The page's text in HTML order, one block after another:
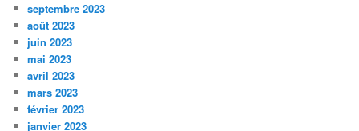
septembre 2023
août 2023
juin 2023
mai 2023
avril 2023
mars 2023
février 2023
janvier 2023